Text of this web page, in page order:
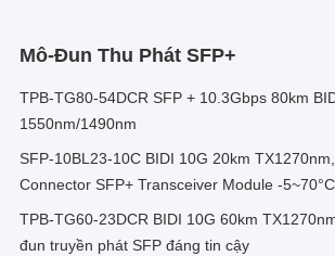
Mô-Đun Thu Phát SFP+
TPB-TG80-54DCR SFP + 10.3Gbps 80km
1550nm/1490nm
SFP-10BL23-10C BIDI 10G 20km
Connector SFP+ Transceiver Module -
TPB-TG60-23DCR BIDI 10G 60km
đun truyền phát SFP đáng tin cậy